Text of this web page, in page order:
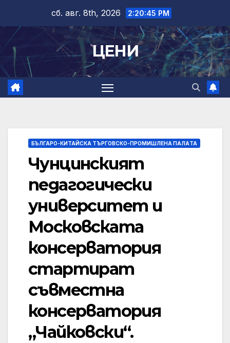
content
сб. авг. 8th, 2026 2:20:46 PM
ЦЕНИ
БЪЛГАРО-КИТАЙСКА ТЪРГОВСКО-ПРОМИШЛЕНА ПАЛAТА
Чунцинският
педагогически
университет и
Московската
консерватория
стартират
съвместна
консерватория
„Чайковски“.